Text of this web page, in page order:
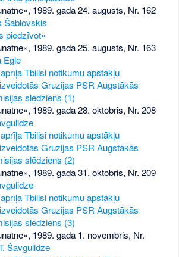
1989. gada 24. augusts, Nr. 162
Šablovskis
piedzīvot»
1989. gada 25. augusts, Nr. 163
Egle
Tbilisi notikumu apstākļu
Gruzijas PSR Augstākās
slēdziens (1)
1989. gada 28. oktobris, Nr. 208
Tbilisi notikumu apstākļu
Gruzijas PSR Augstākās
slēdziens (2)
1989. gada 31. oktobris, Nr. 209
Tbilisi notikumu apstākļu
Gruzijas PSR Augstākās
slēdziens (3)
1989. gada 1. novembris, Nr.
Šavgulidze